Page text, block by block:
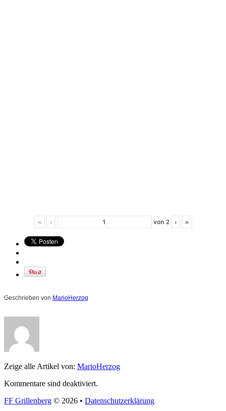
« ‹ von 2 › »
Geschrieben von MarioHerzog
Zeige alle Artikel von: MarioHerzog
Kommentare sind deaktiviert.
FF Grillenberg © 2026 • Datenschutzerklärung